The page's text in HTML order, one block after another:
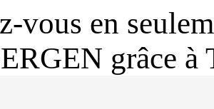
vous en
grâce